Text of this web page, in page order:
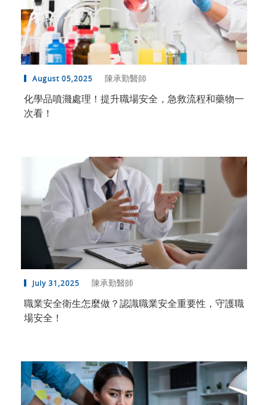
August 05,2025 陳承勤醫師
化學品噴濺處理！提升職場安全，急救流程和藥物一
次看！
July 31,2025 陳承勤醫師
職業安全衛生怎麼做？認識職業安全重要性，守護職
場安全！